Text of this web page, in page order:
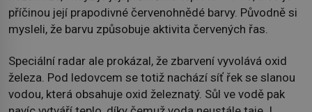
příčinou její prapodivné červenohnědé barvy. Původně si
mysleli, že barvu způsobuje aktivita červených řas.
Speciální radar ale prokázal, že zbarvení vyvolává oxid
železa. Pod ledovcem se totiž nachází síť řek se slanou
vodou, která obsahuje oxid železnatý. Sůl ve vodě pak